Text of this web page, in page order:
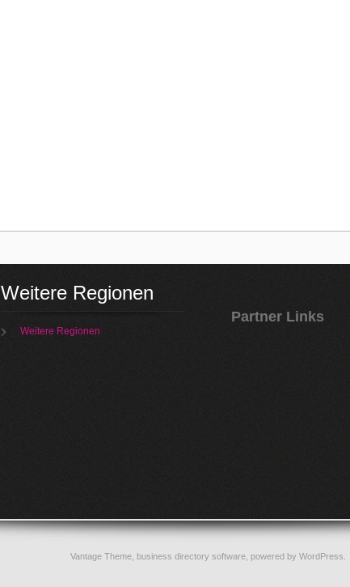
Weitere Regionen
Weitere Regionen
Partner Links
Vantage Theme, business directory software, powered by WordPress